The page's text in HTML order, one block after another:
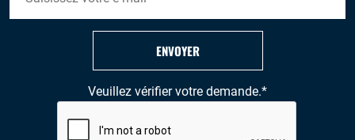
Veuillez vérifier votre demande.*
ENVOYER